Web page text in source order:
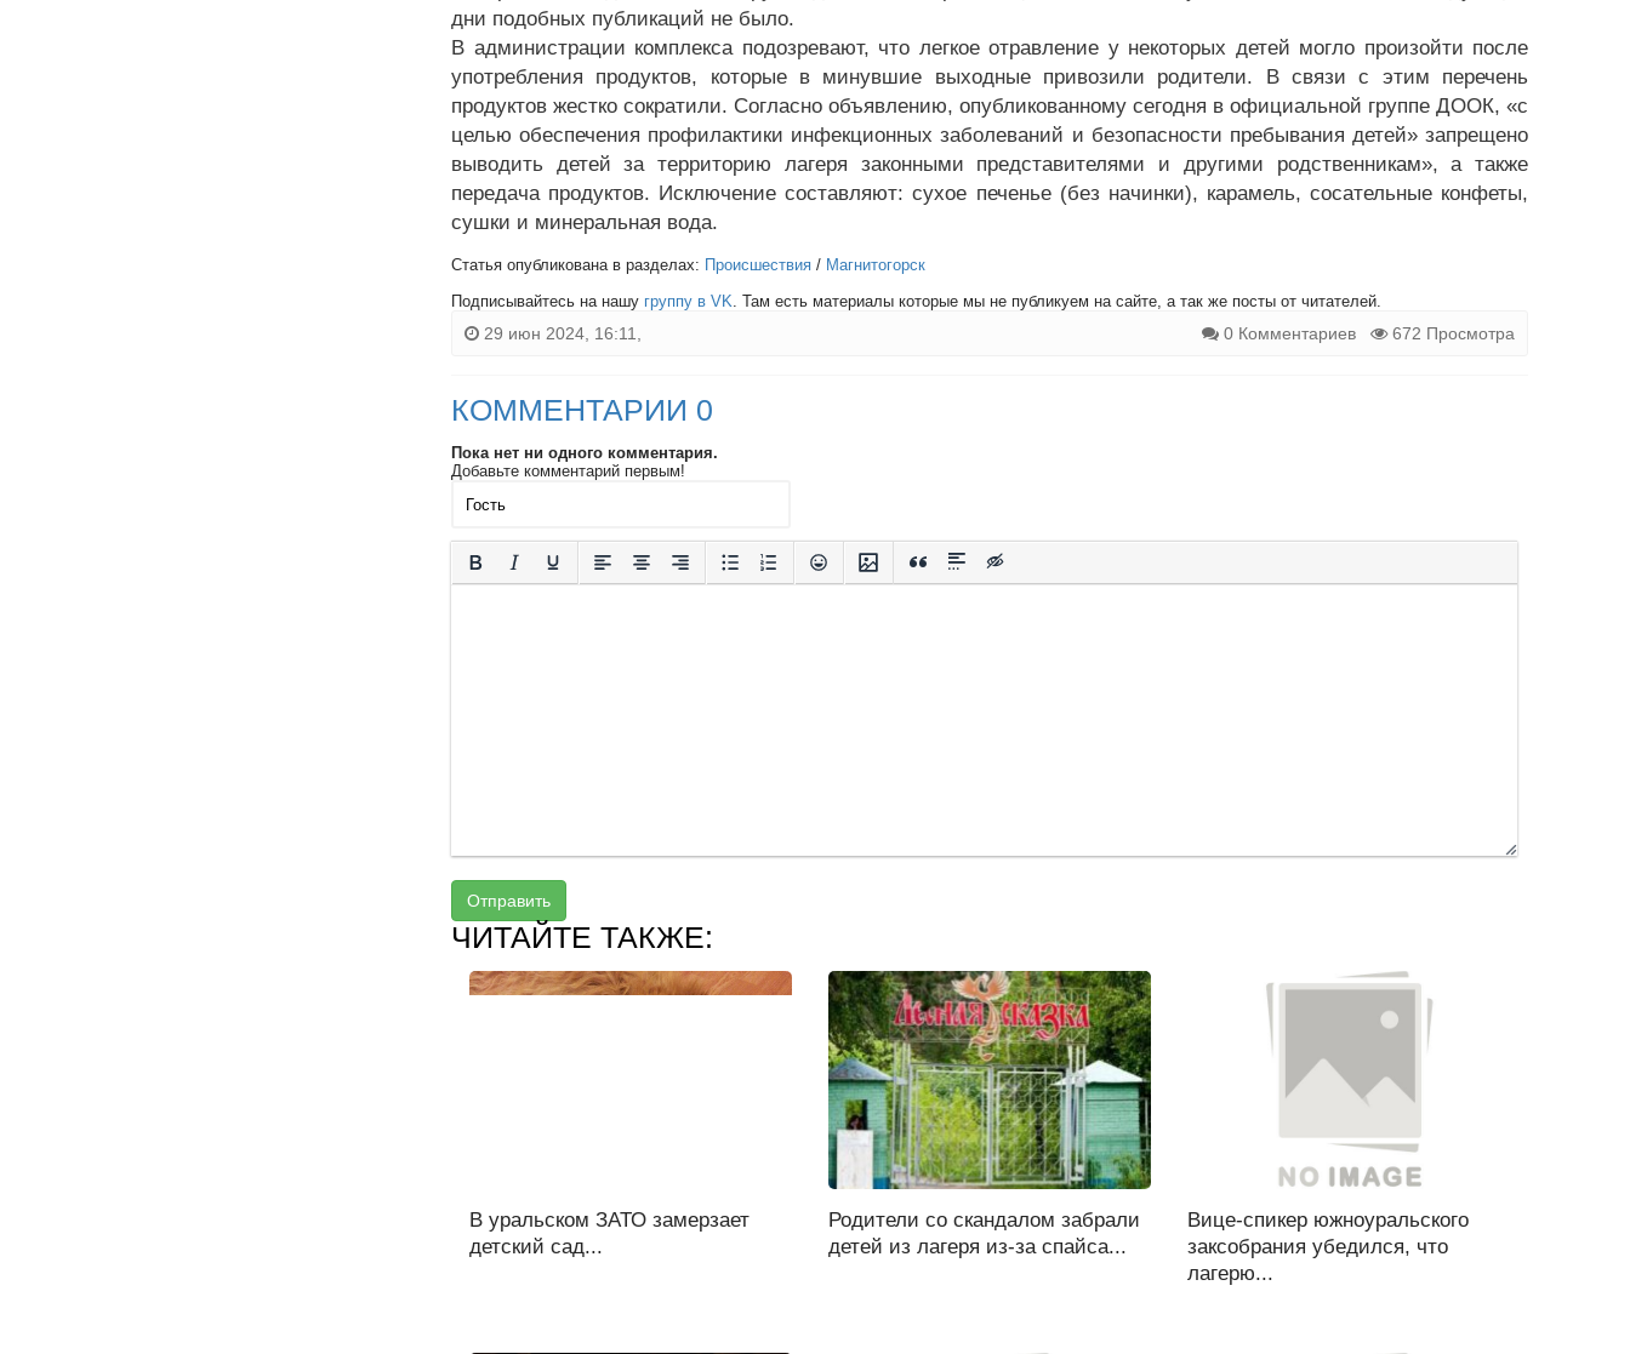
дни подобных публикаций не было.
В администрации комплекса подозревают, что легкое отравление у некоторых детей могло произойти после
употребления продуктов, которые в минувшие выходные привозили родители. В связи с этим перечень
продуктов жестко сократили. Согласно объявлению, опубликованному сегодня в официальной группе ДООК, «с
целью обеспечения профилактики инфекционных заболеваний и безопасности пребывания детей» запрещено
выводить детей за территорию лагеря законными представителями и другими родственникам», а также
передача продуктов. Исключение составляют: сухое печенье (без начинки), карамель, сосательные конфеты,
сушки и минеральная вода.
Статья опубликована в разделах: Происшествия / Магнитогорск
Подписывайтесь на нашу группу в VK. Там есть материалы которые мы не публикуем на сайте, а так же посты от читателей.
29 июн 2024, 16:11, 0 Комментариев 672 Просмотра
КОММЕНТАРИИ 0
Пока нет ни одного комментария.
Добавьте комментарий первым!
Отправить
ЧИТАЙТЕ ТАКЖЕ:
В уральском ЗАТО замерзает
детский сад...
Родители со скандалом забрали
детей из лагеря из-за спайса...
Вице-спикер южноуральского
заксобрания убедился, что
лагерю...